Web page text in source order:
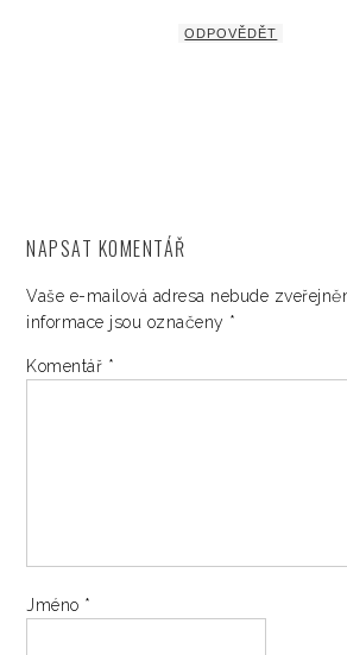
ODPOVĚDĚT
NAPSAT KOMENTÁŘ
Vaše e-mailová adresa nebude
informace jsou označeny *
Komentář *
Jméno *